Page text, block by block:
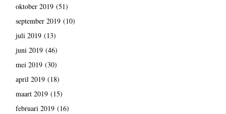
oktober 2019(51)
september 2019(10)
juli 2019(13)
juni 2019(46)
mei 2019(30)
april 2019(18)
maart 2019(15)
februari 2019(16)